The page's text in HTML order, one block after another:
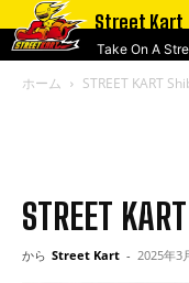
Street Kart
Take On A
ホーム STREET KART
STREET
から Street Kart - 2025年3